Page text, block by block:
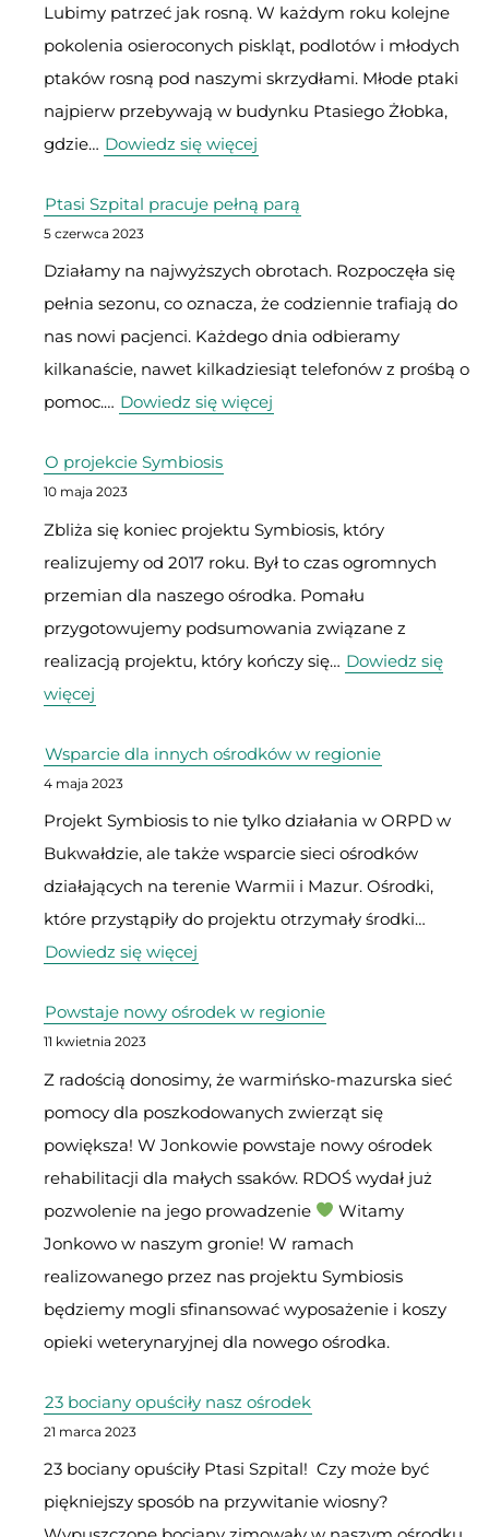
ośrodku
Lubimy patrzeć jak rosną. W każdym roku kolejne
pokolenia osieroconych piskląt, podlotów i młodych
ptaków rosną pod naszymi skrzydłami. Młode ptaki
najpierw przebywają w budynku Ptasiego Żłobka,
gdzie… Dowiedz się więcej
ptaki
pod
naszymi
skrzydłami
Ptasi Szpital pracuje pełną parą
5 czerwca 2023
Działamy na najwyższych obrotach. Rozpoczęła się
pełnia sezonu, co oznacza, że codziennie trafiają do
nas nowi pacjenci. Każdego dnia odbieramy
kilkanaście, nawet kilkadziesiąt telefonów z prośbą o
pomoc.… Dowiedz się więcej
pełną
parą
O projekcie Symbiosis
10 maja 2023
Zbliża się koniec projektu Symbiosis, który
realizujemy od 2017 roku. Był to czas ogromnych
przemian dla naszego ośrodka. Pomału
przygotowujemy podsumowania związane z
realizacją projektu, który kończy się… Dowiedz się
więcej
projekcie
Symbiosis
Wsparcie dla innych ośrodków w regionie
4 maja 2023
Projekt Symbiosis to nie tylko działania w ORPD w
Bukwałdzie, ale także wsparcie sieci ośrodków
działających na terenie Warmii i Mazur. Ośrodki,
które przystąpiły do projektu otrzymały środki…
Dowiedz się więcej
dla
ośrodków
w
regionie
Powstaje nowy ośrodek w regionie
11 kwietnia 2023
Z radością donosimy, że warmińsko-mazurska sieć
pomocy dla poszkodowanych zwierząt się
powiększa! W Jonkowie powstaje nowy ośrodek
rehabilitacji dla małych ssaków. RDOŚ wydał już
pozwolenie na jego prowadzenie
Witamy
Jonkowo w naszym gronie! W ramach
realizowanego przez nas projektu Symbiosis
będziemy mogli sfinansować wyposażenie i koszy
opieki weterynaryjnej dla nowego ośrodka.
23 bociany opuściły nasz ośrodek
21 marca 2023
23 bociany opuściły Ptasi Szpital! Czy może być
piękniejszy sposób na przywitanie wiosny?